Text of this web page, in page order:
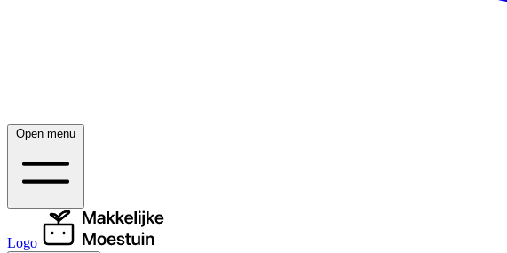
Open menu
Logo